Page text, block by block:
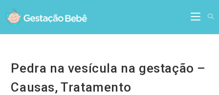
to
content
Pedra na vesícula na gestação –
Causas, Tratamento